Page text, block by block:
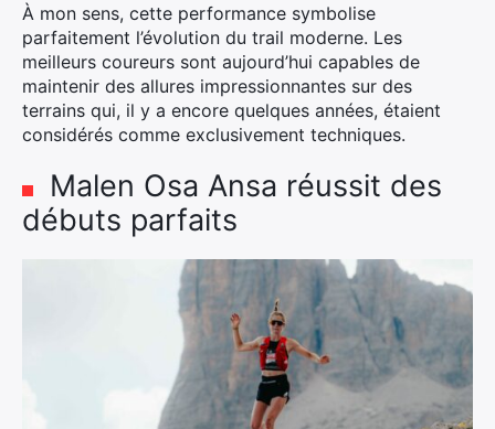
À mon sens, cette performance symbolise
parfaitement l’évolution du trail moderne. Les
meilleurs coureurs sont aujourd’hui capables de
maintenir des allures impressionnantes sur des
terrains qui, il y a encore quelques années, étaient
considérés comme exclusivement techniques.
Malen Osa Ansa réussit des
débuts parfaits